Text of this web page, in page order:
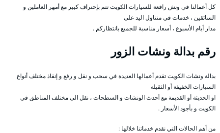
كل أعمالنا في ونش رافعة للسيارات الكويت تتم بإحتراف كبير مع أمهر العاملين و
السائقين ، خدمات في متناول اليد على
مدار أيام الأسبوع ، أسعار مناسبة للجميع بانتظاركم .
رقم بدالة ونشات الزور
بدالة ونشات الكويت تقدم أعمالها العديدة في سحب و نقل و رفع و إنقاذ مختلف أنواع
السيارات الخفيفة أو الثقيلة
او الحديثة أو القديمة مع أحدث الونشات و السطحات ، نقل الى مختلف المناطق في
الكويت و بأجود الأسعار .
من أهم الحالات التي نقدم خدماتنا خلالها :